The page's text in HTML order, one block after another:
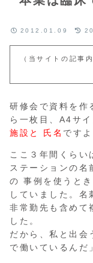
2012.01.09
（当サイトの記事
研修会で資料を作
ら一枚目、A4サ
施設と 氏名 ですよ
ここ３年間くらい
ステーションの名
の 事例を使うと
していました。名
非常勤先も含めて
した。
だから、私と出会
で働いているんだ